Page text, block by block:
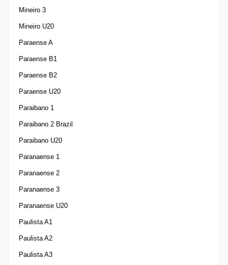
Mineiro 3
Mineiro U20
Paraense A
Paraense B1
Paraense B2
Paraense U20
Paraibano 1
Paraibano 2 Brazil
Paraibano U20
Paranaense 1
Paranaense 2
Paranaense 3
Paranaense U20
Paulista A1
Paulista A2
Paulista A3